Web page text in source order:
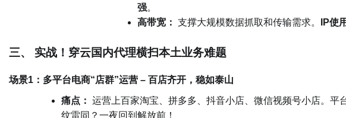
强。
高带宽： 支撑大规模数据抓取和传输需求。 IP使
三、 实战！穿云国内代理横扫本土业务难题
场景1：多平台电商“店群”运营 – 百店齐开，稳如泰山
痛点： 运营上百家淘宝、拼多多、抖音小店、微信视频号小店。平
纹雷同？一夜回到解放前！